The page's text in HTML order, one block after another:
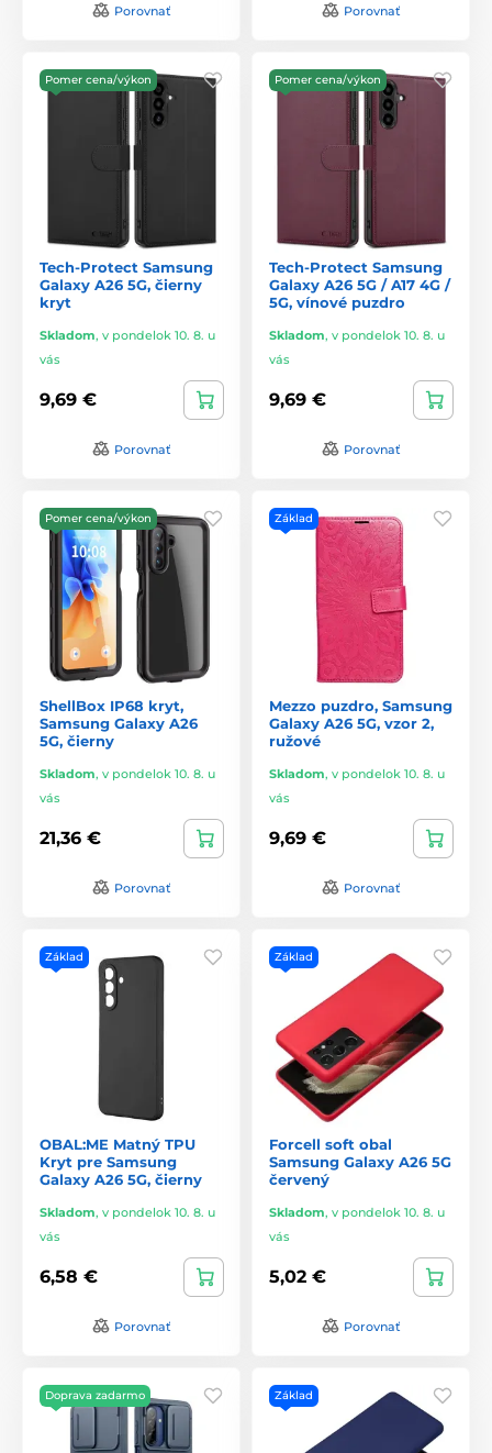
Porovnať Porovnať
Pomer cena/výkon
Tech-Protect Samsung
Galaxy A26 5G, čierny
kryt
Skladom, v pondelok 10. 8. u
vás
9,69 €
Porovnať
Pomer cena/výkon
Tech-Protect Samsung
Galaxy A26 5G / A17 4G /
5G, vínové puzdro
Skladom, v pondelok 10. 8. u
vás
9,69 €
Porovnať
Pomer cena/výkon
ShellBox IP68 kryt,
Samsung Galaxy A26
5G, čierny
Skladom, v pondelok 10. 8. u
vás
21,36 €
Porovnať
Základ
Mezzo puzdro, Samsung
Galaxy A26 5G, vzor 2,
ružové
Skladom, v pondelok 10. 8. u
vás
9,69 €
Porovnať
Základ
OBAL:ME Matný TPU
Kryt pre Samsung
Galaxy A26 5G, čierny
Skladom, v pondelok 10. 8. u
vás
6,58 €
Porovnať
Základ
Forcell soft obal
Samsung Galaxy A26 5G
červený
Skladom, v pondelok 10. 8. u
vás
5,02 €
Porovnať
Doprava zadarmo Základ